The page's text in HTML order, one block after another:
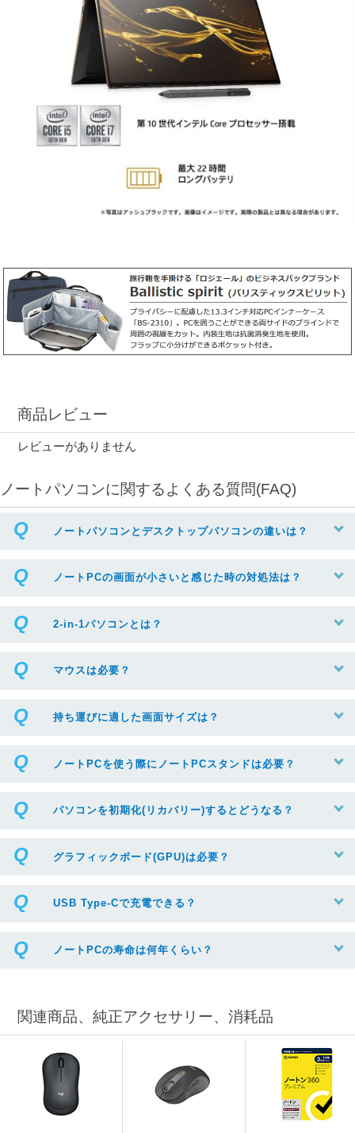
商品レビュー
レビューがありません
ノートパソコンに関するよくある質問(FAQ)
ノートパソコンとデスクトップパソコンの違いは？
ノートPCの画面が小さいと感じた時の対処法は？
2-in-1パソコンとは？
マウスは必要？
持ち運びに適した画面サイズは？
ノートPCを使う際にノートPCスタンドは必要？
パソコンを初期化(リカバリー)するとどうなる？
グラフィックボード(GPU)は必要？
USB Type-Cで充電できる？
ノートPCの寿命は何年くらい？
関連商品、純正アクセサリー、消耗品